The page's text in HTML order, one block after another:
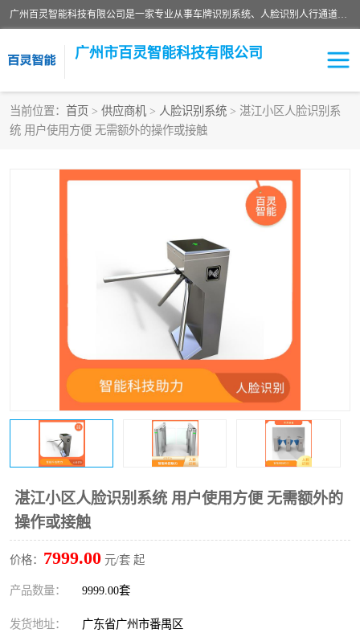
广州百灵智能科技有限公司是一家专业从事车牌识别系统、人脸识别人行通道、安防监控交通设施、停车场智能管理系统、停车场云平台、车牌识别一体机、自动道闸、通道设备、交通设施及交通划线等产品研发、生产和销售的高新技术企业。
广州市百灵智能科技有限公司
当前位置： 首页 > 供应商机 > 人脸识别系统 > 湛江小区人脸识别系
统 用户使用方便 无需额外的操作或接触
湛江小区人脸识别系统 用户使用方便 无需额外的
操作或接触
价格： 7999.00 元/套 起
产品数量： 9999.00套
发货地址： 广东省广州市番禺区
安防监控红外报警系统 车牌识别系统
人脸识别系统